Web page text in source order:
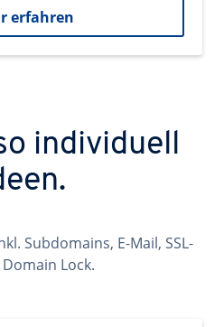
erfahren
individuell
Subdomains, E-Mail, SSL-
Lock.